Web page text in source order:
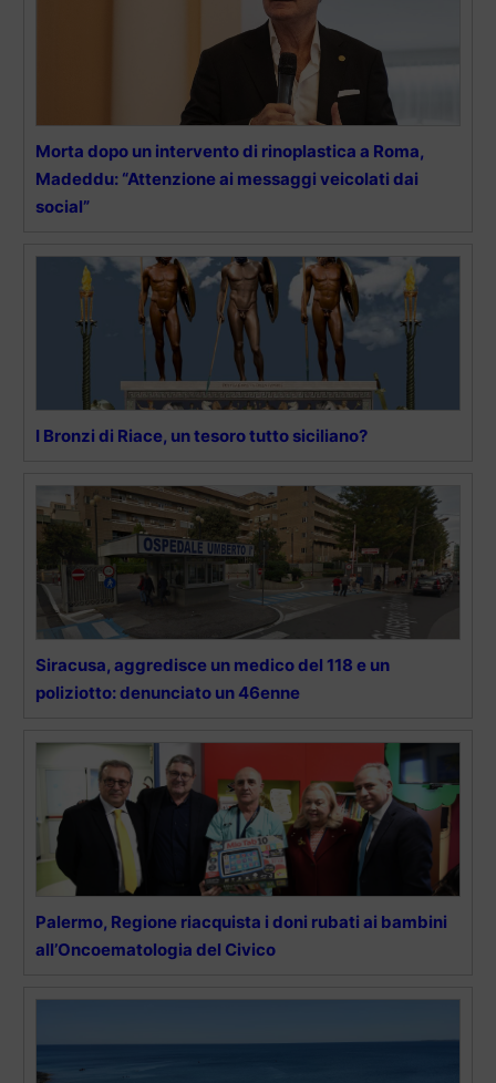
Morta dopo un intervento di rinoplastica a Roma,
Madeddu: “Attenzione ai messaggi veicolati dai
social”
I Bronzi di Riace, un tesoro tutto siciliano?
Siracusa, aggredisce un medico del 118 e un
poliziotto: denunciato un 46enne
Palermo, Regione riacquista i doni rubati ai bambini
all’Oncoematologia del Civico